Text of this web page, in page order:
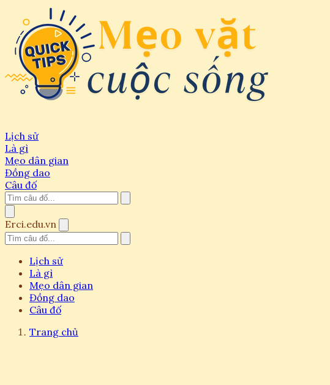
Lịch sử
Là gì
Mẹo dân gian
Đồng dao
Câu đố
Erci.edu.vn
Lịch sử
Là gì
Mẹo dân gian
Đồng dao
Câu đố
Trang chủ